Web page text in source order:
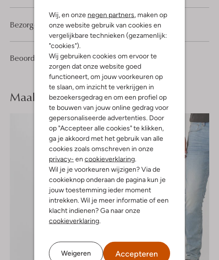
Wij, en onze negen partners , maken op
onze website gebruik van cookies en
vergelijkbare technieken (gezamenlijk:
"cookies").
Wij gebruiken cookies om ervoor te
zorgen dat onze website goed
functioneert, om jouw voorkeuren op
te slaan, om inzicht te verkrijgen in
bezoekersgedrag en om een profiel op
te bouwen van jouw online gedrag voor
gepersonaliseerde advertenties. Door
op "Accepteer alle cookies" te klikken,
ga je akkoord met het gebruik van alle
cookies zoals omschreven in onze
privacy- en cookieverklaring
Wil je je voorkeuren wijzigen? Via de
cookieknop onderaan de pagina kun je
jouw toestemming ieder moment
intrekken. Wil je meer informatie of een
klacht indienen? Ga naar onze
cookieverklaring
Weigeren Accepteren
Beoordelingen (1) 5/5
1
5
Sterren
Bezorgen & retourneren
Maak jelook compleet